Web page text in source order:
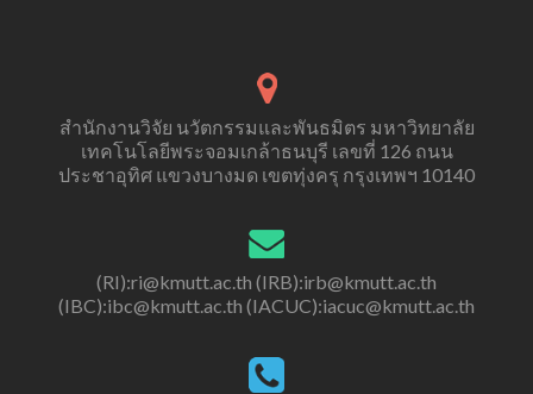
สำนักงานวิจัย นวัตกรรมและพันธมิตร มหาวิทยาลัย
เทคโนโลยีพระจอมเกล้าธนบุรี เลขที่ 126 ถนน
ประชาอุทิศ แขวงบางมด เขตทุ่งครุ กรุงเทพฯ 10140
(RI):ri@kmutt.ac.th (IRB):irb@kmutt.ac.th
(IBC):ibc@kmutt.ac.th (IACUC):iacuc@kmutt.ac.th